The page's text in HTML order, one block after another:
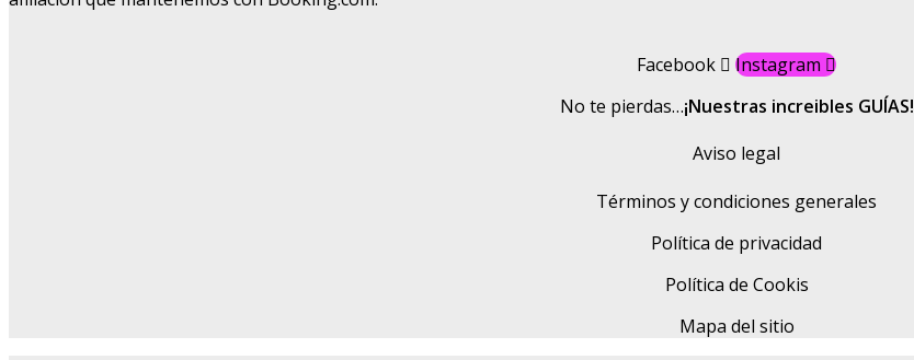
Facebook
Instagram
No te pierdas…¡Nuestras increibles GUÍAS!
Aviso legal
Términos y condiciones generales
Política de privacidad
Política de Cookis
Mapa del sitio